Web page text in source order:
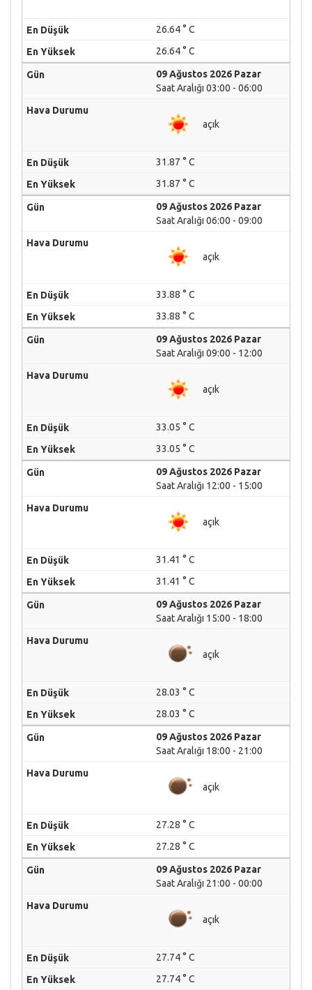
26.64 ° C
26.64 ° C
09 Ağustos 2026 Pazar
Saat Aralığı 03:00 - 06:00
açık
31.87 ° C
31.87 ° C
09 Ağustos 2026 Pazar
Saat Aralığı 06:00 - 09:00
açık
33.88 ° C
33.88 ° C
09 Ağustos 2026 Pazar
Saat Aralığı 09:00 - 12:00
açık
33.05 ° C
33.05 ° C
09 Ağustos 2026 Pazar
Saat Aralığı 12:00 - 15:00
açık
31.41 ° C
31.41 ° C
09 Ağustos 2026 Pazar
Saat Aralığı 15:00 - 18:00
açık
28.03 ° C
28.03 ° C
09 Ağustos 2026 Pazar
Saat Aralığı 18:00 - 21:00
açık
27.28 ° C
27.28 ° C
09 Ağustos 2026 Pazar
Saat Aralığı 21:00 - 00:00
açık
27.74 ° C
27.74 ° C